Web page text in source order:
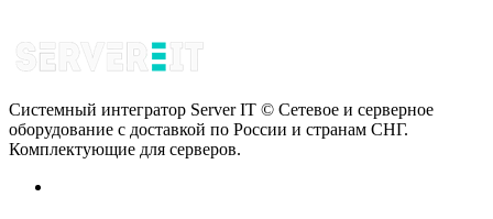
Системный интегратор Server IT © Сетевое и серверное
оборудование с доставкой по России и странам СНГ.
Комплектующие для серверов.